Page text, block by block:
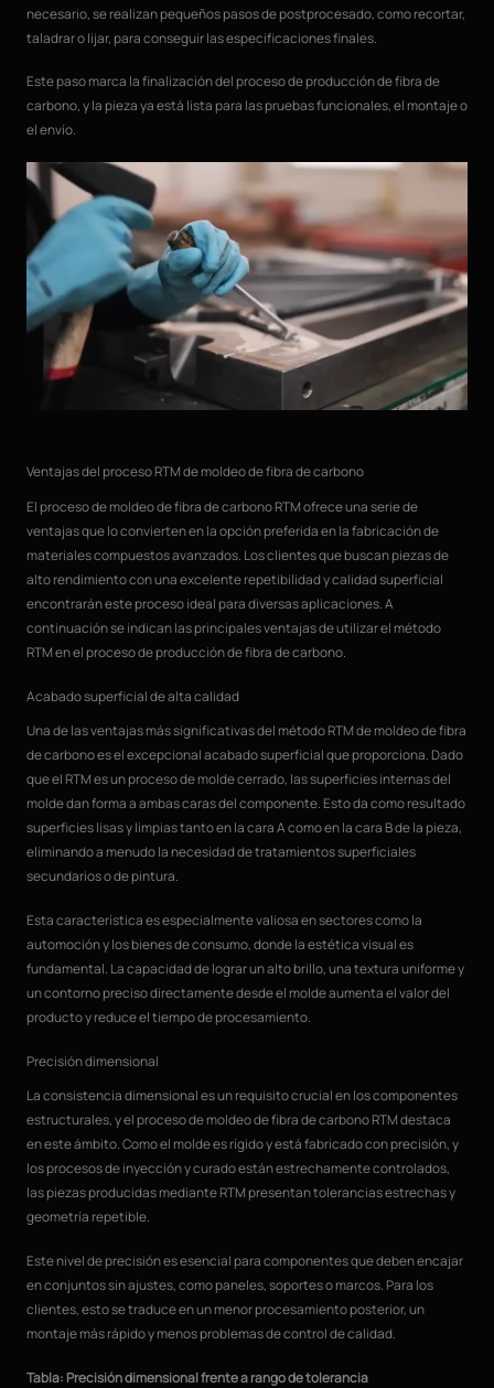
necesario, se realizan pequeños pasos de postprocesado, como recortar,
taladrar o lijar, para conseguir las especificaciones finales.
Este paso marca la finalización del proceso de producción de fibra de
carbono, y la pieza ya está lista para las pruebas funcionales, el montaje o
el envío.
Ventajas del proceso RTM de moldeo de fibra de carbono
El proceso de moldeo de fibra de carbono RTM ofrece una serie de
ventajas que lo convierten en la opción preferida en la fabricación de
materiales compuestos avanzados. Los clientes que buscan piezas de
alto rendimiento con una excelente repetibilidad y calidad superficial
encontrarán este proceso ideal para diversas aplicaciones. A
continuación se indican las principales ventajas de utilizar el método
RTM en el proceso de producción de fibra de carbono.
Acabado superficial de alta calidad
Una de las ventajas más significativas del método RTM de moldeo de fibra
de carbono es el excepcional acabado superficial que proporciona. Dado
que el RTM es un proceso de molde cerrado, las superficies internas del
molde dan forma a ambas caras del componente. Esto da como resultado
superficies lisas y limpias tanto en la cara A como en la cara B de la pieza,
eliminando a menudo la necesidad de tratamientos superficiales
secundarios o de pintura.
Esta característica es especialmente valiosa en sectores como la
automoción y los bienes de consumo, donde la estética visual es
fundamental. La capacidad de lograr un alto brillo, una textura uniforme y
un contorno preciso directamente desde el molde aumenta el valor del
producto y reduce el tiempo de procesamiento.
Precisión dimensional
La consistencia dimensional es un requisito crucial en los componentes
estructurales, y el proceso de moldeo de fibra de carbono RTM destaca
en este ámbito. Como el molde es rígido y está fabricado con precisión, y
los procesos de inyección y curado están estrechamente controlados,
las piezas producidas mediante RTM presentan tolerancias estrechas y
geometría repetible.
Este nivel de precisión es esencial para componentes que deben encajar
en conjuntos sin ajustes, como paneles, soportes o marcos. Para los
clientes, esto se traduce en un menor procesamiento posterior, un
montaje más rápido y menos problemas de control de calidad.
Tabla: Precisión dimensional frente a rango de tolerancia